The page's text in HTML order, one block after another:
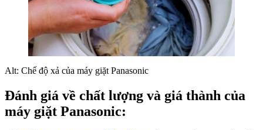
Alt: Chế độ xả của máy giặt Panasonic
Đánh giá về chất lượng và giá thành của
máy giặt Panasonic: